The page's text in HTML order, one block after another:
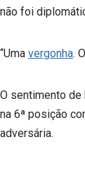
não foi
“Uma vergonha.
O sentimento de
na 6ª posição
adversária.